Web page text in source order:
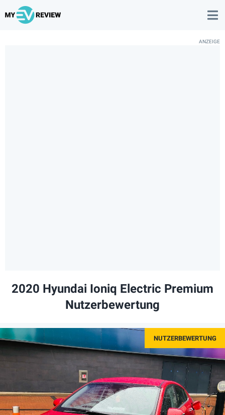
2020 Hyundai Ioniq Electric Premium
Nutzerbewertung